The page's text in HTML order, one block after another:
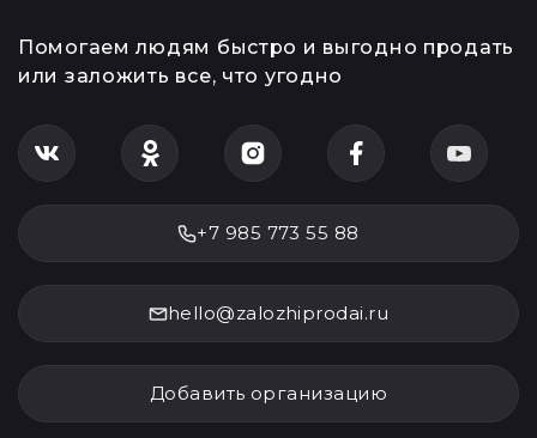
Помогаем людям быстро и выгодно продать
или заложить все, что угодно
+7 985 773 55 88
hello@zalozhiprodai.ru
Добавить организацию